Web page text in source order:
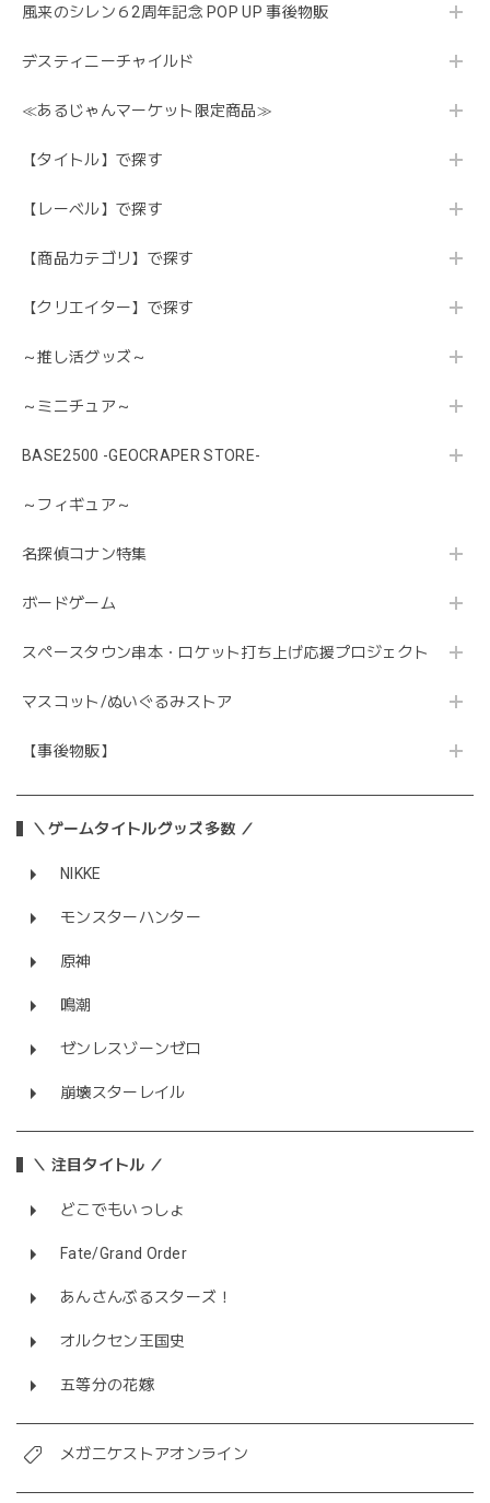
風来のシレン６2周年記念 POP UP 事後物販
デスティニーチャイルド
≪あるじゃんマーケット限定商品≫
【タイトル】で探す
【レーベル】で探す
【商品カテゴリ】で探す
【クリエイター】で探す
～推し活グッズ～
～ミニチュア～
BASE2500 -GEOCRAPER STORE-
～フィギュア～
名探偵コナン特集
ボードゲーム
スペースタウン串本・ロケット打ち上げ応援プロジェクト
マスコット/ぬいぐるみストア
【事後物販】
＼ゲームタイトルグッズ多数 ／
NIKKE
モンスターハンター
原神
鳴潮
ゼンレスゾーンゼロ
崩壊スターレイル
＼ 注目タイトル ／
どこでもいっしょ
Fate/Grand Order
あんさんぶるスターズ！
オルクセン王国史
五等分の花嫁
メガニケストアオンライン